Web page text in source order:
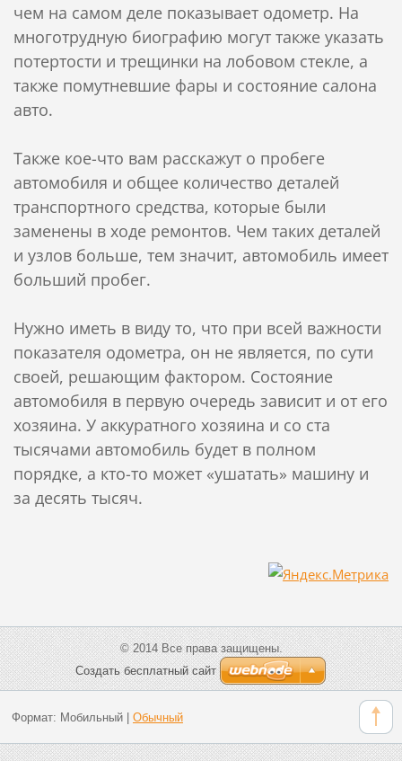
чем на самом деле показывает одометр. На
многотрудную биографию могут также указать
потертости и трещинки на лобовом стекле, а
также помутневшие фары и состояние салона
авто.
Также кое-что вам расскажут о пробеге
автомобиля и общее количество деталей
транспортного средства, которые были
заменены в ходе ремонтов. Чем таких деталей
и узлов больше, тем значит, автомобиль имеет
больший пробег.
Нужно иметь в виду то, что при всей важности
показателя одометра, он не является, по сути
своей, решающим фактором. Состояние
автомобиля в первую очередь зависит и от его
хозяина. У аккуратного хозяина и со ста
тысячами автомобиль будет в полном
порядке, а кто-то может «ушатать» машину и
за десять тысяч.
© 2014 Все права защищены.
Создать бесплатный сайт
Формат: Мобильный| Обычный